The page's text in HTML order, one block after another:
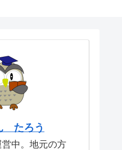
たろう
中。地元の方